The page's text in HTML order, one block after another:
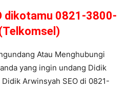
dikotamu 0821-3800-
Atau Menghubungi
yang ingin undang Didik
Arwinsyah SEO di 0821-